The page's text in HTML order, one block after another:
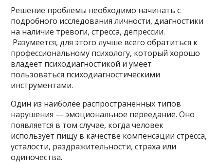
Решение проблемы необходимо начинать с
подробного исследования личности, диагностики
на наличие тревоги, стресса, депрессии.
Разумеется, для этого лучше всего обратиться к
профессиональному психологу, который хорошо
владеет психодиагностикой и умеет
пользоваться психодиагностическими
инструментами.
Один из наиболее распространенных типов
нарушения — эмоциональное переедание. Оно
появляется в том случае, когда человек
использует пищу в качестве компенсации стресса,
усталости, раздражительности, страха или
одиночества.